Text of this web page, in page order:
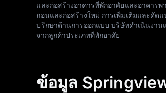
และก่อสร้างอาคารที่พักอาศัยและอาคาร
ถอนและก่อสร้างใหม่ การเพิ่มเติมและดัด
ปรึกษาด้านการออกแบบ บริษัทดำเนินงา
จากลูกค้าประเภทที่พักอาศัย
ข้อมูล